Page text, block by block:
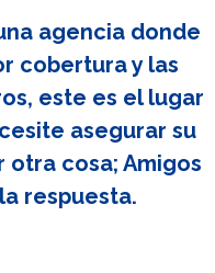
agencia donde
cobertura y las
este es el lugar
asegurar su
otra cosa; Amigos
respuesta.